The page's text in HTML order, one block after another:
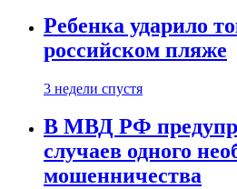
Ребенка ударило
российском пляже
3 недели спустя
В МВД РФ
случаев одного
мошенничества